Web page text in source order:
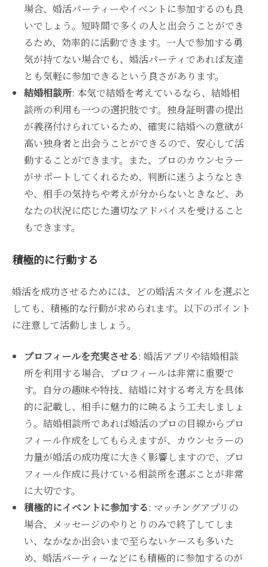
場合、婚活パーティーやイベントに参加するのも良
いでしょう。短時間で多くの人と出会うことができ
るため、効率的に活動できます。一人で参加する勇
気が持てない場合でも、婚活パーティであれば友達
とも気軽に参加できるという良さがあります。
結婚相談所: 本気で結婚を考えているなら、結婚相
談所の利用も一つの選択肢です。独身証明書の提出
が義務付けられているため、確実に結婚への意欲が
高い独身者と出会うことができるので、安心して活
動することができます。また、プロのカウンセラー
がサポートしてくれるため、判断に迷うようなとき
や、相手の気持ちや考えが分からないときなど、あ
なたの状況に応じた適切なアドバイスを受けること
もできます。
積極的に行動する
婚活を成功させるためには、どの婚活スタイルを選ぶと
しても、積極的な行動が求められます。以下のポイント
に注意して活動しましょう。
プロフィールを充実させる: 婚活アプリや結婚相談
所を利用する場合、プロフィールは非常に重要で
す。自分の趣味や特技、結婚に対する考え方を具体
的に記載し、相手に魅力的に映るよう工夫しましょ
う。結婚相談所であれば婚活のプロの目線からプロ
フィール作成をしてもらえますが、カウンセラーの
力量が婚活の成功度に大きく影響しますので、プロ
フィール作成に長けている相談所を選ぶことが非常
に大切です。
積極的にイベントに参加する: マッチングアプリの
場合、メッセージのやりとりのみで終了してしま
い、なかなか出会いまで至らないケースも多いた
め、婚活パーティーなどにも積極的に参加するのが